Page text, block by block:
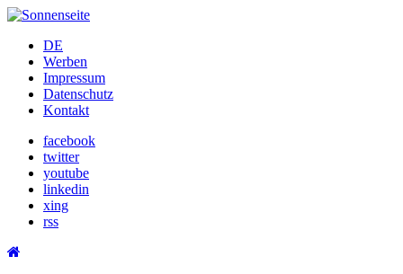
Skip
contentDE
Werben
Impressum
Datenschutz
Kontakt
facebook
twitter
youtube
linkedin
xing
rss